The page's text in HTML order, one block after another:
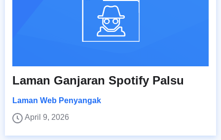
Laman Ganjaran Spotify Palsu
Laman Web Penyangak
April 9, 2026